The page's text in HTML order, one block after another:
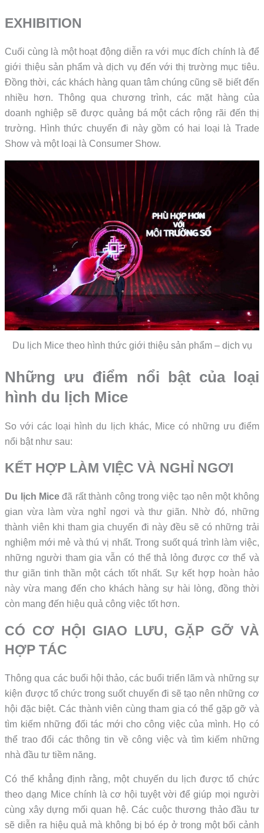
EXHIBITION
Cuối cùng là một hoạt động diễn ra với mục đích chính là để
giới thiệu sản phẩm và dịch vụ đến với thị trường mục tiêu.
Đồng thời, các khách hàng quan tâm chúng cũng sẽ biết đến
nhiều hơn. Thông qua chương trình, các mặt hàng của
doanh nghiệp sẽ được quảng bá một cách rộng rãi đến thị
trường. Hình thức chuyến đi này gồm có hai loại là Trade
Show và một loại là Consumer Show.
Du lịch Mice theo hình thức giới thiệu sản phẩm – dịch vụ
Những ưu điểm nổi bật của loại
hình du lịch Mice
So với các loại hình du lịch khác, Mice có những ưu điểm
nổi bật như sau:
KẾT HỢP LÀM VIỆC VÀ NGHỈ NGƠI
Du lịch Mice đã rất thành công trong việc tạo nên một không
gian vừa làm vừa nghỉ ngơi và thư giãn. Nhờ đó, những
thành viên khi tham gia chuyến đi này đều sẽ có những trải
nghiệm mới mẻ và thú vị nhất. Trong suốt quá trình làm việc,
những người tham gia vẫn có thể thả lỏng được cơ thể và
thư giãn tinh thần một cách tốt nhất. Sự kết hợp hoàn hảo
này vừa mang đến cho khách hàng sự hài lòng, đồng thời
còn mang đến hiệu quả công việc tốt hơn.
CÓ CƠ HỘI GIAO LƯU, GẶP GỠ VÀ
HỢP TÁC
Thông qua các buổi hội thảo, các buổi triển lãm và những sự
kiện được tổ chức trong suốt chuyến đi sẽ tạo nên những cơ
hội đặc biệt. Các thành viên cùng tham gia có thể gặp gỡ và
tìm kiếm những đối tác mới cho công việc của mình. Họ có
thể trao đổi các thông tin về công việc và tìm kiếm những
nhà đầu tư tiềm năng.
Có thể khẳng định rằng, một chuyến du lịch được tổ chức
theo dạng Mice chính là cơ hội tuyệt vời để giúp mọi người
cùng xây dựng mối quan hệ. Các cuộc thương thảo đầu tư
sẽ diễn ra hiệu quả mà không bị bó ép ở trong một bối cảnh